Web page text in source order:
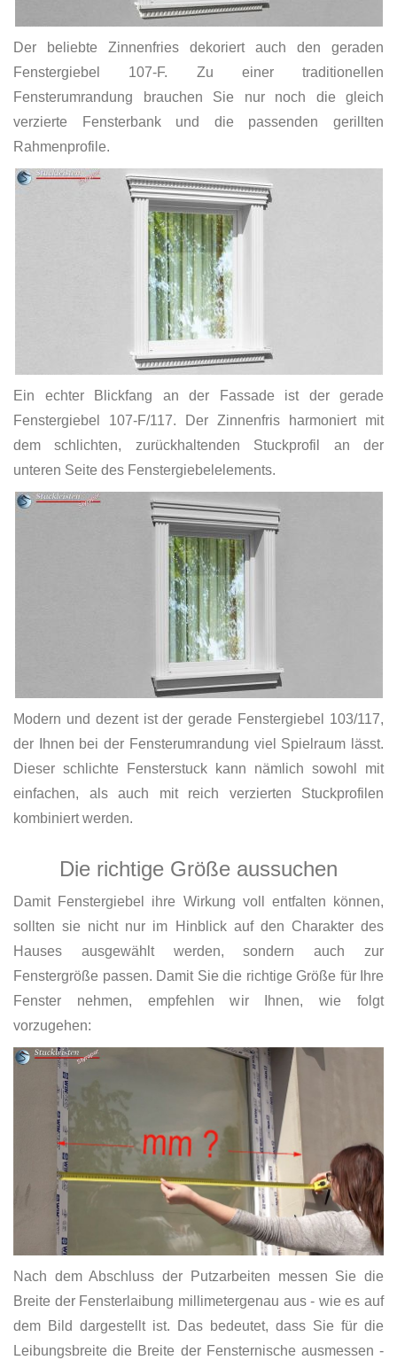
Der beliebte Zinnenfries dekoriert auch den geraden
Fenstergiebel 107-F. Zu einer traditionellen
Fensterumrandung brauchen Sie nur noch die gleich
verzierte Fensterbank und die passenden gerillten
Rahmenprofile.
Ein echter Blickfang an der Fassade ist der gerade
Fenstergiebel 107-F/117. Der Zinnenfris harmoniert mit
dem schlichten, zurückhaltenden Stuckprofil an der
unteren Seite des Fenstergiebelelements.
Modern und dezent ist der gerade Fenstergiebel 103/117,
der Ihnen bei der Fensterumrandung viel Spielraum lässt.
Dieser schlichte Fensterstuck kann nämlich sowohl mit
einfachen, als auch mit reich verzierten Stuckprofilen
kombiniert werden.
Die richtige Größe aussuchen
Damit Fenstergiebel ihre Wirkung voll entfalten können,
sollten sie nicht nur im Hinblick auf den Charakter des
Hauses ausgewählt werden, sondern auch zur
Fenstergröße passen. Damit Sie die richtige Größe für Ihre
Fenster nehmen, empfehlen wir Ihnen, wie folgt
vorzugehen:
Nach dem Abschluss der Putzarbeiten messen Sie die
Breite der Fensterlaibung millimetergenau aus - wie es auf
dem Bild dargestellt ist. Das bedeutet, dass Sie für die
Leibungsbreite die Breite der Fensternische ausmessen -